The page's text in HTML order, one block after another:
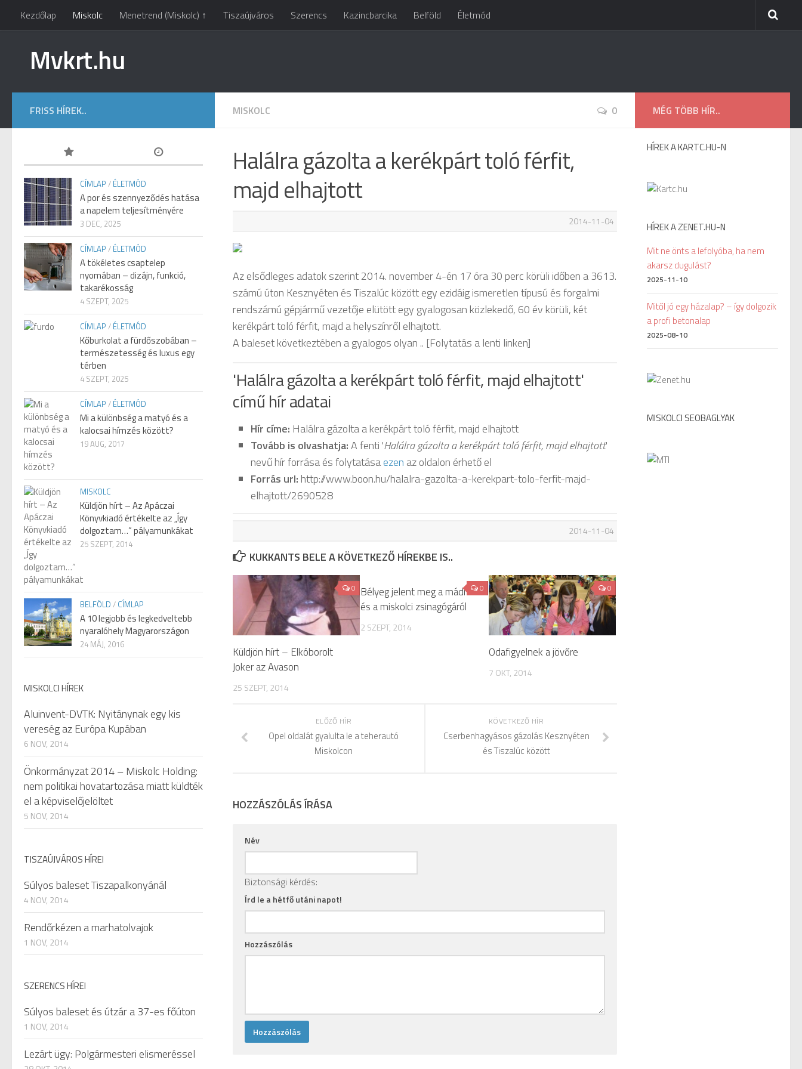
Kezdőlap Miskolc Menetrend (Miskolc) ↑ Tiszaújváros Szerencs Kazincbarcika Belföld Életmód
Mvkrt.hu
MISKOLC 0
Halálra gázolta a kerékpárt toló férfit,
majd elhajtott
2014-11-04
Az elsődleges adatok szerint 2014. november 4-én 17 óra 30 perc körüli időben a 3613.
számú úton Kesznyéten és Tiszalúc között egy ezidáig ismeretlen típusú és forgalmi
rendszámú gépjármű vezetője elütött egy gyalogosan közlekedő, 60 év körüli, két
kerékpárt toló férfit, majd a helyszínről elhajtott.
A baleset következtében a gyalogos olyan .. [Folytatás a lenti linken]
'Halálra gázolta a kerékpárt toló férfit, majd elhajtott'
című hír adatai
Hír címe: Halálra gázolta a kerékpárt toló férfit, majd elhajtott
Tovább is olvashatja:A fenti 'Halálra gázolta a kerékpárt toló férfit, majd elhajtott'
nevű hír forrása és folytatásaezen az oldalon érhető el
Forrás url: http://www.boon.hu/halalra-gazolta-a-kerekpart-tolo-ferfit-majd-
elhajtott/2690528
2014-11-04
KUKKANTS BELE A KÖVETKEZŐ HÍREKBE IS..
0
Küldjön hírt – Elkóborolt
Joker az Avason
25 SZEPT, 2014
0
Bélyeg jelent meg a mádi
és a miskolci zsinagógáról
2 SZEPT, 2014
0
Odafigyelnek a jövőre
7 OKT, 2014
KÖVETKEZŐ HÍR
Cserbenhagyásos gázolás Kesznyéten
és Tiszalúc között
ELŐZŐ HÍR
Opel oldalát gyalulta le a teherautó
Miskolcon
HOZZÁSZÓLÁS ÍRÁSA
Név
Biztonsági kérdés:
Írd le a hétfő utáni napot!
Hozzászólás
FRISS HÍREK..
CÍMLAP / ÉLETMÓD
A por és szennyeződés hatása
a napelem teljesítményére
3 DEC, 2025
CÍMLAP / ÉLETMÓD
A tökéletes csaptelep
nyomában – dizájn, funkció,
takarékosság
4 SZEPT, 2025
CÍMLAP / ÉLETMÓD
Kőburkolat a fürdőszobában –
természetesség és luxus egy
térben
4 SZEPT, 2025
CÍMLAP / ÉLETMÓD
Mi a különbség a matyó és a
kalocsai hímzés között?
19 AUG, 2017
MISKOLC
Küldjön hírt – Az Apáczai
Könyvkiadó értékelte az „Így
dolgoztam…” pályamunkákat
25 SZEPT, 2014
BELFÖLD / CÍMLAP
A 10 legjobb és legkedveltebb
nyaralóhely Magyarországon
24 MÁJ, 2016
MISKOLCI HÍREK
Aluinvent-DVTK: Nyitánynak egy kis
vereség az Európa Kupában
6 NOV, 2014
Önkormányzat 2014 – Miskolc Holding:
nem politikai hovatartozása miatt küldték
el a képviselőjelöltet
5 NOV, 2014
TISZAÚJVÁROS HÍREI
Súlyos baleset Tiszapalkonyánál
4 NOV, 2014
Rendőrkézen a marhatolvajok
1 NOV, 2014
SZERENCS HÍREI
Súlyos baleset és útzár a 37-es főúton
1 NOV, 2014
Lezárt ügy: Polgármesteri elismeréssel
MÉG TÖBB HÍR..
HÍREK A KARTC.HU-N
HÍREK A ZENET.HU-N
Mit ne önts a lefolyóba, ha nem
akarsz dugulást?
2025-11-10
Mitől jó egy házalap? – így dolgozik
a profi betonalap
2025-08-10
MISKOLCI SEOBAGLYAK